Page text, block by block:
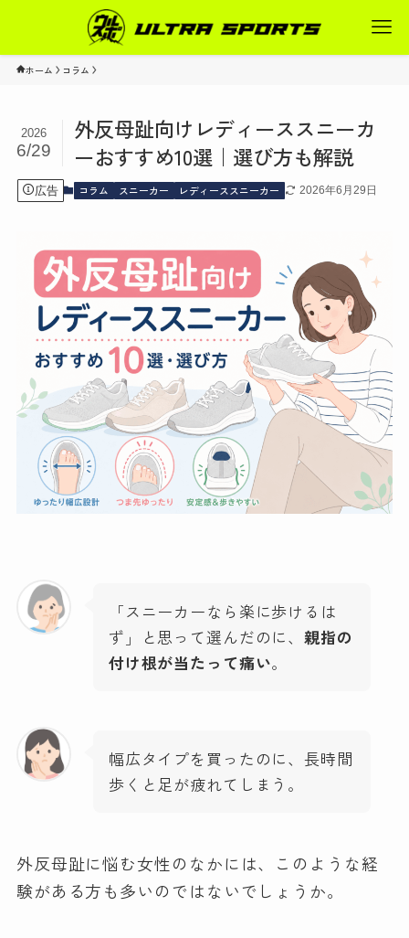
ホーム コラム
外反母趾向けレディーススニーカ
ーおすすめ10選｜選び方も解説
2026
6/29
広告 コラム スニーカー レディーススニーカー 2026年6月29日
「スニーカーなら楽に歩けるは
ず」と思って選んだのに、親指の
付け根が当たって痛い。
幅広タイプを買ったのに、長時間
歩くと足が疲れてしまう。
外反母趾に悩む女性のなかには、このような経
験がある方も多いのではないでしょうか。